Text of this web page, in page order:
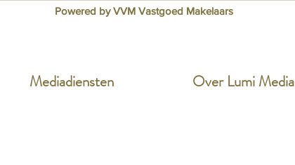
Mediadiensten Over Lumi Media
Powered by VVM Vastgoed Makelaars